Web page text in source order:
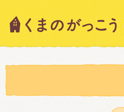
キャラクター